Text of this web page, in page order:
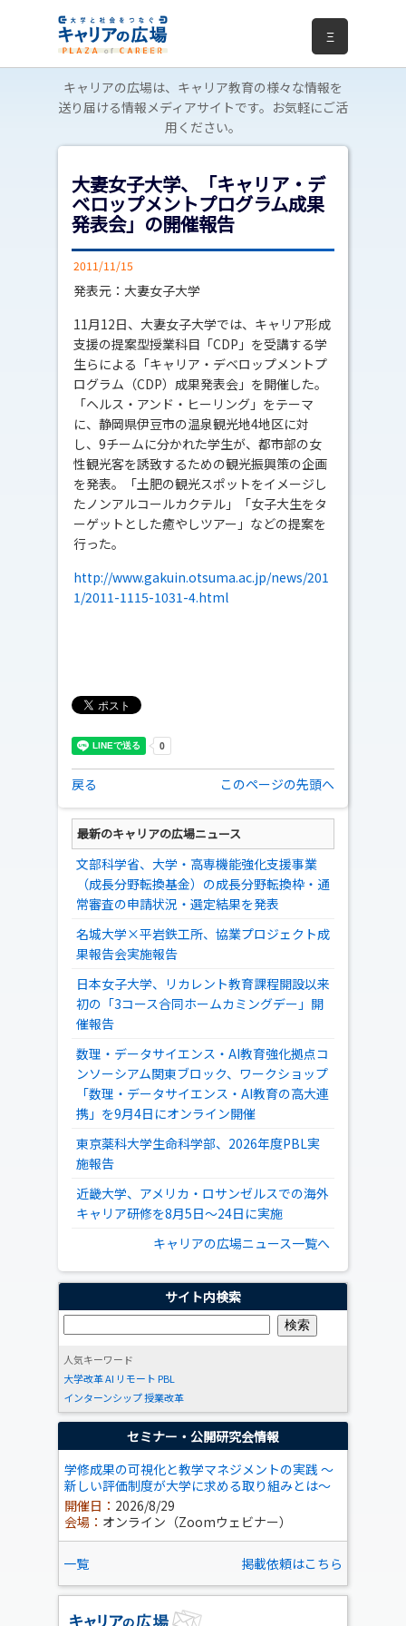
Ξ
キャリアの広場は、キャリア教育の様々な情報を
送り届ける情報メディアサイトです。お気軽にご活
用ください。
大妻女子大学、「キャリア・デ
ベロップメントプログラム成果
発表会」の開催報告
2011/11/15
発表元：大妻女子大学
11月12日、大妻女子大学では、キャリア形成
支援の提案型授業科目「CDP」を受講する学
生らによる「キャリア・デベロップメントプ
ログラム（CDP）成果発表会」を開催した。
「ヘルス・アンド・ヒーリング」をテーマ
に、静岡県伊豆市の温泉観光地4地区に対
し、9チームに分かれた学生が、都市部の女
性観光客を誘致するための観光振興策の企画
を発表。「土肥の観光スポットをイメージし
たノンアルコールカクテル」「女子大生をタ
ーゲットとした癒やしツアー」などの提案を
行った。
http://www.gakuin.otsuma.ac.jp/news/201
1/2011-1115-1031-4.html
戻る このページの先頭へ
最新のキャリアの広場ニュース
文部科学省、大学・高専機能強化支援事業
（成長分野転換基金）の成長分野転換枠・通
常審査の申請状況・選定結果を発表
名城大学×平岩鉄工所、協業プロジェクト成
果報告会実施報告
日本女子大学、リカレント教育課程開設以来
初の「3コース合同ホームカミングデー」開
催報告
数理・データサイエンス・AI教育強化拠点コ
ンソーシアム関東ブロック、ワークショップ
「数理・データサイエンス・AI教育の高大連
携」を9月4日にオンライン開催
東京薬科大学生命科学部、2026年度PBL実
施報告
近畿大学、アメリカ・ロサンゼルスでの海外
キャリア研修を8月5日～24日に実施
キャリアの広場ニュース一覧へ
サイト内検索
人気キーワード
大学改革AI リモート PBL
インターンシップ授業改革
セミナー・公開研究会情報
学修成果の可視化と教学マネジメントの実践 ～
新しい評価制度が大学に求める取り組みとは～
開催日： 2026/8/29
会場： オンライン（Zoomウェビナー）
一覧 掲載依頼はこちら